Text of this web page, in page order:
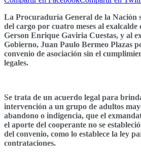
La Procuraduría General de la Nación
del cargo por cuatro meses al
Gerson Enrique Gaviria Cuestas, y al
Gobierno, Juan Paulo Bermeo Plazas
convenio de asociación sin el
legales.
Se trata de un acuerdo legal para
intervención a un grupo de adultos
abandono o indigencia, que el
el aporte del cooperante no se
del convenio, como lo establece la ley
contrataciones.